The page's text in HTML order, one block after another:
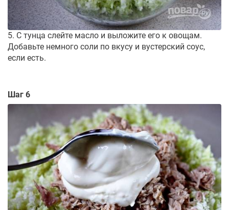
5. С тунца слейте масло и выложите его к овощам.
Добавьте немного соли по вкусу и вустерский соус,
если есть.
Шаг 6